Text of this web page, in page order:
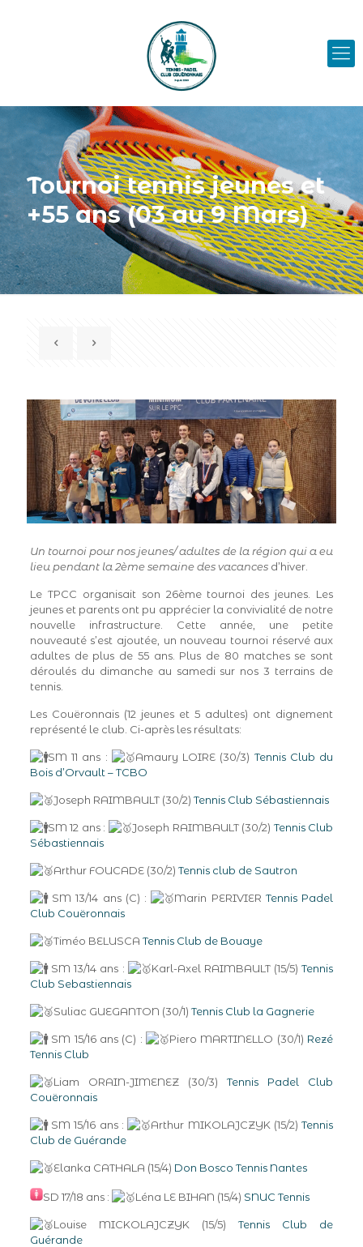
Tournoi tennis jeunes et
+55 ans (03 au 9 Mars)
Un tournoi pour nos jeunes/ adultes de la région qui a eu
lieu pendant la 2ème semaine des vacancesd’hiver.
Le TPCC organisait son 26ème tournoi des jeunes. Les
jeunes et parents ont pu apprécier la convivialité de notre
nouvelle infrastructure. Cette année, une petite
nouveauté s’est ajoutée, un nouveau tournoi réservé aux
adultes de plus de 55 ans. Plus de 80 matches se sont
déroulés du dimanche au samedi sur nos 3 terrains de
tennis.
Les Couëronnais (12 jeunes et 5 adultes) ont dignement
représenté le club. Ci-après les résultats:
SM 11 ans : Amaury LOIRE (30/3) Tennis Club du
Bois d’Orvault – TCBO
Joseph RAIMBAULT (30/2) Tennis Club Sébastiennais
SM 12 ans : Joseph RAIMBAULT (30/2) Tennis Club
Sébastiennais
Arthur FOUCADE (30/2) Tennis club de Sautron
SM 13/14 ans (C) : Marin PERIVIER Tennis Padel
Club Couëronnais
Timéo BELUSCA Tennis Club de Bouaye
SM 13/14 ans : Karl-Axel RAIMBAULT (15/5)Tennis
Club Sebastiennais
Suliac GUEGANTON (30/1) Tennis Club la Gagnerie
SM 15/16 ans (C) : Piero MARTINELLO (30/1) Rezé
Tennis Club
Liam ORAIN-JIMENEZ (30/3)Tennis Padel Club
Couëronnais
SM 15/16 ans : Arthur MIKOLAJCZYK (15/2)Tennis
Club de Guérande
Elanka CATHALA (15/4) Don Bosco Tennis Nantes
SD 17/18 ans : Léna LE BIHAN (15/4) SNUC Tennis
Louise MICKOLAJCZYK (15/5)Tennis Club de
Guérande